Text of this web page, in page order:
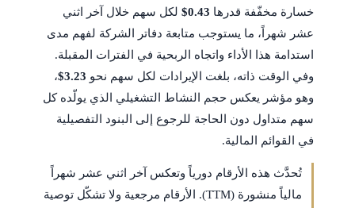
خسارة مخفّفة قدرها $0.43لكل سهم خلال آخر اثني
عشر شهراً، ما يستوجب متابعة دفاتر الشركة لفهم مدى
استدامة هذا الأداء واتجاه الربحية في الفترات المقبلة.
وفي الوقت ذاته، بلغت الإيرادات لكل سهم نحو $3.23،
وهو مؤشر يعكس حجم النشاط التشغيلي الذي يولّده كل
سهم متداول دون الحاجة للرجوع إلى البنود التفصيلية
في القوائم المالية.
تُحدَّث هذه الأرقام دورياً وتعكس آخر اثني عشر شهراً
مالياً منشورة (TTM). الأرقام مرجعية ولا تشكّل توصية